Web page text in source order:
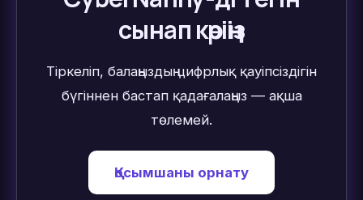
сынап көріңіз
Тіркеліп, балаңыздың цифрлық қауіпсіздігін
бүгіннен бастап қадағалаңыз — ақша
төлемей.
Қосымшаны орнату